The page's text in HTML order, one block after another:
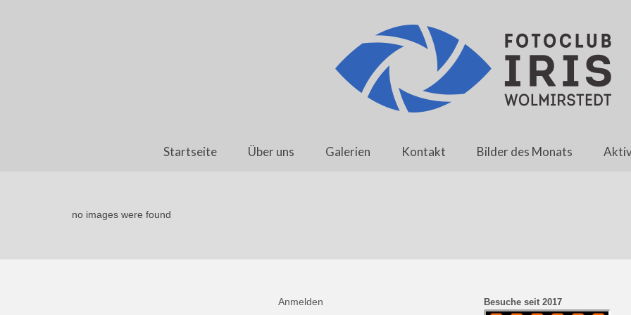
Startseite Über uns Galerien Kontakt Bilder des Monats
no images were found
Anmelden Besuche seit 2017